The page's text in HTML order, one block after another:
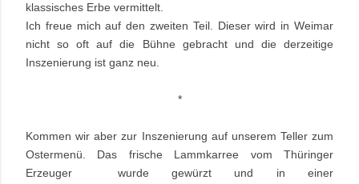
klassisches Erbe vermittelt.
Ich freue mich auf den zweiten Teil. Dieser wird in Weimar
nicht so oft auf die Bühne gebracht und die derzeitige
Inszenierung ist ganz neu.
*
Kommen wir aber zur Inszenierung auf unserem Teller zum
Ostermenü. Das frische Lammkarree vom Thüringer
Erzeuger wurde gewürzt und in einer